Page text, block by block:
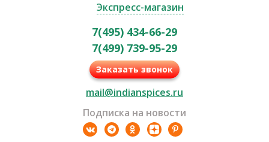
Экспресс-магазин
7(495) 434-66-29
7(499) 739-95-29
Заказать звонок
mail@indianspices.ru
Подписка на новости